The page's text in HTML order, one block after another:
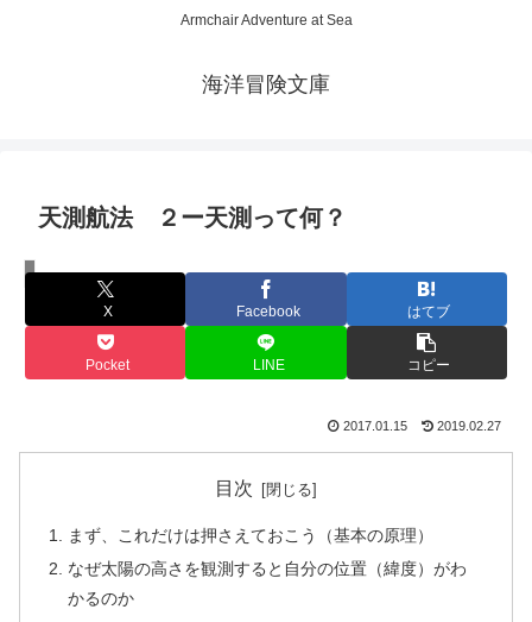
Armchair Adventure at Sea
海洋冒険文庫
天測航法 ２ー天測って何？
ノウハウ
X Facebook はてブ
Pocket LINE コピー
2017.01.15 2019.02.27
目次
まず、これだけは押さえておこう（基本の原理）
なぜ太陽の高さを観測すると自分の位置（緯度）がわ
かるのか